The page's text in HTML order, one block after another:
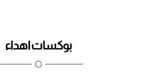
بوكسات اهداء